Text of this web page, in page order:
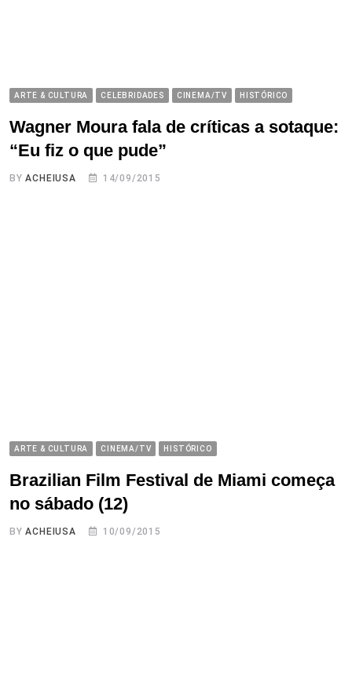
ARTE & CULTURA CELEBRIDADES CINEMA/TV HISTÓRICO
Wagner Moura fala de críticas a sotaque:
“Eu fiz o que pude”
BYACHEIUSA 14/09/2015
ARTE & CULTURA CINEMA/TV HISTÓRICO
Brazilian Film Festival de Miami começa
no sábado (12)
BYACHEIUSA 10/09/2015